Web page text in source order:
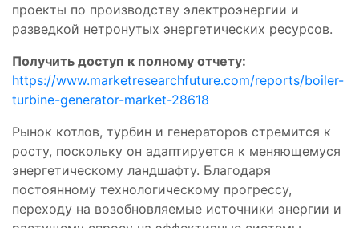
проекты по производству электроэнергии и
разведкой нетронутых энергетических ресурсов.
Получить доступ к полному отчету:
https://www.marketresearchfuture.com/reports/boiler-
turbine-generator-market-28618
Рынок котлов, турбин и генераторов стремится к
росту, поскольку он адаптируется к меняющемуся
энергетическому ландшафту. Благодаря
постоянному технологическому прогрессу,
переходу на возобновляемые источники энергии и